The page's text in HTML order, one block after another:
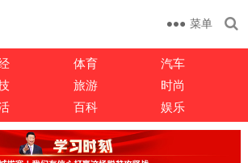
菜单
体育
汽车
旅游
时尚
百科 娱乐